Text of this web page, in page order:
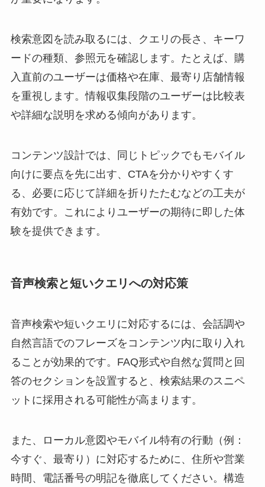
検索意図を読み取るには、クエリの長さ、キーワ
ードの種類、参照元を確認します。たとえば、購
入直前のユーザーは価格や在庫、最寄り店舗情報
を重視します。情報収集段階のユーザーは比較表
や詳細な説明を求める傾向があります。
コンテンツ設計では、同じトピックでもモバイル
向けに要点を先に出す、CTAを分かりやすくす
る、必要に応じて詳細を折りたたむなどの工夫が
有効です。これによりユーザーの期待に即した体
験を提供できます。
音声検索と短いクエリへの対応策
音声検索や短いクエリに対応するには、会話調や
自然言語でのフレーズをコンテンツ内に取り入れ
ることが効果的です。FAQ形式や自然な質問と回
答のセクションを設置すると、検索結果のスニペ
ットに採用される可能性が高まります。
また、ローカル意図やモバイル特有の行動（例：
今すぐ、最寄り）に対応するために、住所や営業
時間、電話番号の明記を徹底してください。構造